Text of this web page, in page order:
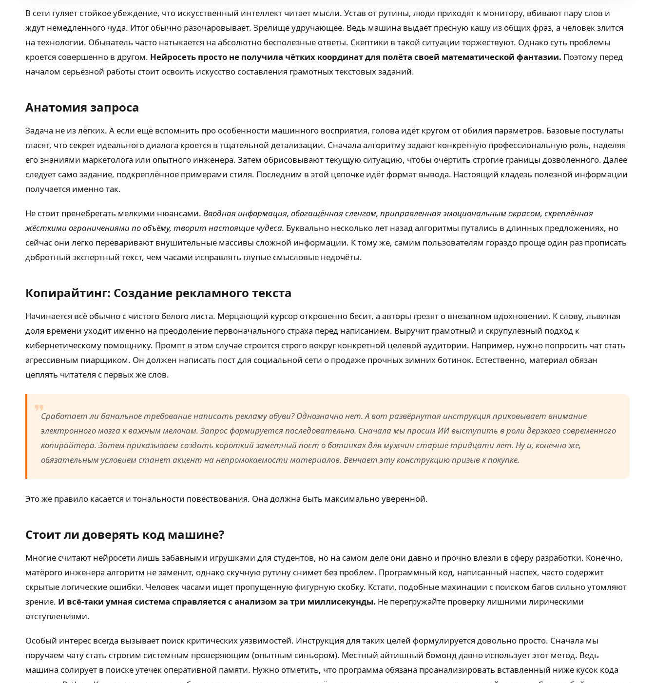
В сети гуляет стойкое убеждение, что искусственный интеллект читает мысли. Устав от рутины, люди приходят к монитору, вбивают пару слов и
ждут немедленного чуда. Итог обычно разочаровывает. Зрелище удручающее. Ведь машина выдаёт пресную кашу из общих фраз, а человек злится
на технологии. Обыватель часто натыкается на абсолютно бесполезные ответы. Скептики в такой ситуации торжествуют. Однако суть проблемы
кроется совершенно в другом. Нейросеть просто не получила чётких координат для полёта своей математической фантазии. Поэтому перед
началом серьёзной работы стоит освоить искусство составления грамотных текстовых заданий.
Анатомия запроса
Задача не из лёгких. А если ещё вспомнить про особенности машинного восприятия, голова идёт кругом от обилия параметров. Базовые постулаты
гласят, что секрет идеального диалога кроется в тщательной детализации. Сначала алгоритму задают конкретную профессиональную роль, наделяя
его знаниями маркетолога или опытного инженера. Затем обрисовывают текущую ситуацию, чтобы очертить строгие границы дозволенного. Далее
следует само задание, подкреплённое примерами стиля. Последним в этой цепочке идёт формат вывода. Настоящий кладезь полезной информации
получается именно так.
Не стоит пренебрегать мелкими нюансами. Вводная информация, обогащённая сленгом, приправленная эмоциональным окрасом, скреплённая
жёсткими ограничениями по объёму, творит настоящие чудеса. Буквально несколько лет назад алгоритмы путались в длинных предложениях, но
сейчас они легко переваривают внушительные массивы сложной информации. К тому же, самим пользователям гораздо проще один раз прописать
добротный экспертный текст, чем часами исправлять глупые смысловые недочёты.
Копирайтинг: Создание рекламного текста
Начинается всё обычно с чистого белого листа. Мерцающий курсор откровенно бесит, а авторы грезят о внезапном вдохновении. К слову, львиная
доля времени уходит именно на преодоление первоначального страха перед написанием. Выручит грамотный и скрупулёзный подход к
кибернетическому помощнику. Промпт в этом случае строится строго вокруг конкретной целевой аудитории. Например, нужно попросить чат стать
агрессивным пиарщиком. Он должен написать пост для социальной сети о продаже прочных зимних ботинок. Естественно, материал обязан
цеплять читателя с первых же слов.
Сработает ли банальное требование написать рекламу обуви? Однозначно нет. А вот развёрнутая инструкция приковывает внимание
электронного мозга к важным мелочам. Запрос формируется последовательно. Сначала мы просим ИИ выступить в роли дерзкого современного
копирайтера. Затем приказываем создать короткий заметный пост о ботинках для мужчин старше тридцати лет. Ну и, конечно же,
обязательным условием станет акцент на непромокаемости материалов. Венчает эту конструкцию призыв к покупке.
Это же правило касается и тональности повествования. Она должна быть максимально уверенной.
Стоит ли доверять код машине?
Многие считают нейросети лишь забавными игрушками для студентов, но на самом деле они давно и прочно влезли в сферу разработки. Конечно,
матёрого инженера алгоритм не заменит, однако скучную рутину снимет без проблем. Программный код, написанный наспех, часто содержит
скрытые логические ошибки. Человек часами ищет пропущенную фигурную скобку. Кстати, подобные махинации с поиском багов сильно утомляют
зрение. И всё-таки умная система справляется с анализом за три миллисекунды. Не перегружайте проверку лишними лирическими
отступлениями.
Особый интерес всегда вызывает поиск критических уязвимостей. Инструкция для таких целей формулируется довольно просто. Сначала мы
поручаем чату стать строгим системным проверяющим (опытным синьором). Местный айтишный бомонд давно использует этот метод. Ведь
машина солирует в поиске утечек оперативной памяти. Нужно отметить, что программа обязана проанализировать вставленный ниже кусок кода